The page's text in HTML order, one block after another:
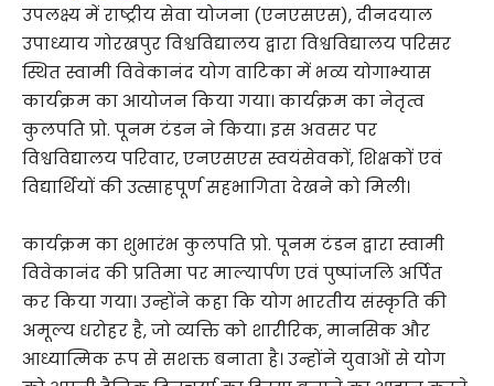
उपलक्ष्य में राष्ट्रीय सेवा योजना (एनएसएस), दीनदयाल
उपाध्याय गोरखपुर विश्वविद्यालय द्वारा विश्वविद्यालय परिसर
स्थित स्वामी विवेकानंद योग वाटिका में भव्य योगाभ्यास
कार्यक्रम का आयोजन किया गया। कार्यक्रम का नेतृत्व
कुलपति प्रो. पूनम टंडन ने किया। इस अवसर पर
विश्वविद्यालय परिवार, एनएसएस स्वयंसेवकों, शिक्षकों एवं
विद्यार्थियों की उत्साहपूर्ण सहभागिता देखने को मिली।
कार्यक्रम का शुभारंभ कुलपति प्रो. पूनम टंडन द्वारा स्वामी
विवेकानंद की प्रतिमा पर माल्यार्पण एवं पुष्पांजलि अर्पित
कर किया गया। उन्होंने कहा कि योग भारतीय संस्कृति की
अमूल्य धरोहर है, जो व्यक्ति को शारीरिक, मानसिक और
आध्यात्मिक रूप से सशक्त बनाता है। उन्होंने युवाओं से योग